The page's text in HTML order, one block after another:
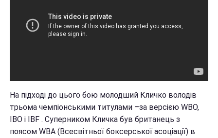
На підході до цього бою молодший Кличко володів
трьома чемпіонськими титулами –за версією WBO,
IBO і IBF . Суперником Кличка був британець з
поясом WBA (Всесвітньої боксерської асоціації) в